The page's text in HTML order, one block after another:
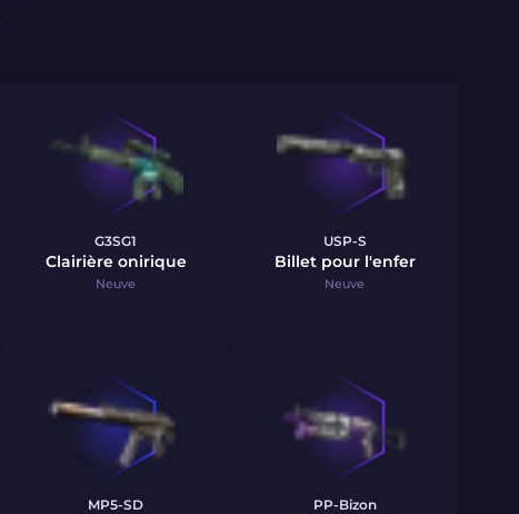
G3SG1
Clairière onirique
Neuve
USP-S
Billet pour l'enfer
Neuve
MP5-SD PP-Bizon